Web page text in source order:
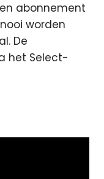
abonnement
worden
De
het Select-